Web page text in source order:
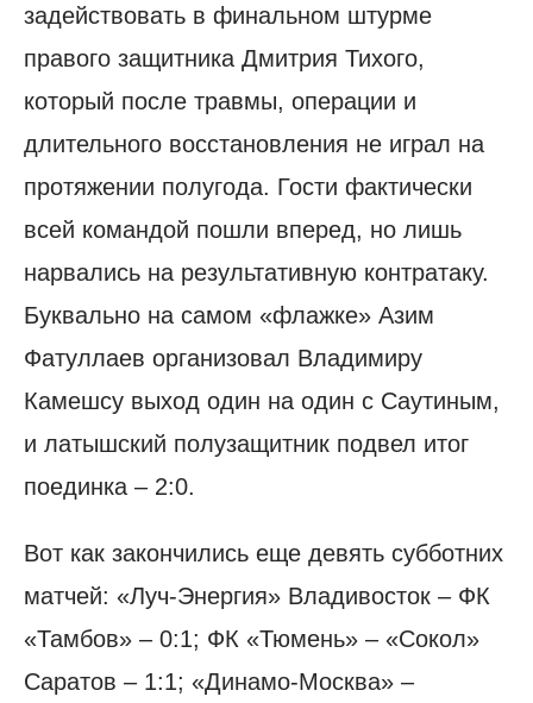
задействовать в финальном штурме
правого защитника Дмитрия Тихого,
который после травмы, операции и
длительного восстановления не играл на
протяжении полугода. Гости фактически
всей командой пошли вперед, но лишь
нарвались на результативную контратаку.
Буквально на самом «флажке» Азим
Фатуллаев организовал Владимиру
Камешсу выход один на один с Саутиным,
и латышский полузащитник подвел итог
поединка – 2:0.
Вот как закончились еще девять субботних
матчей: «Луч-Энергия» Владивосток – ФК
«Тамбов» – 0:1; ФК «Тюмень» – «Сокол»
Саратов – 1:1; «Динамо-Москва» –